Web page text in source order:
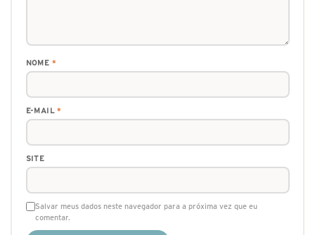
NOME *
E-MAIL*
SITE
Salvar meus dados neste navegador para a próxima vez que eu
comentar.